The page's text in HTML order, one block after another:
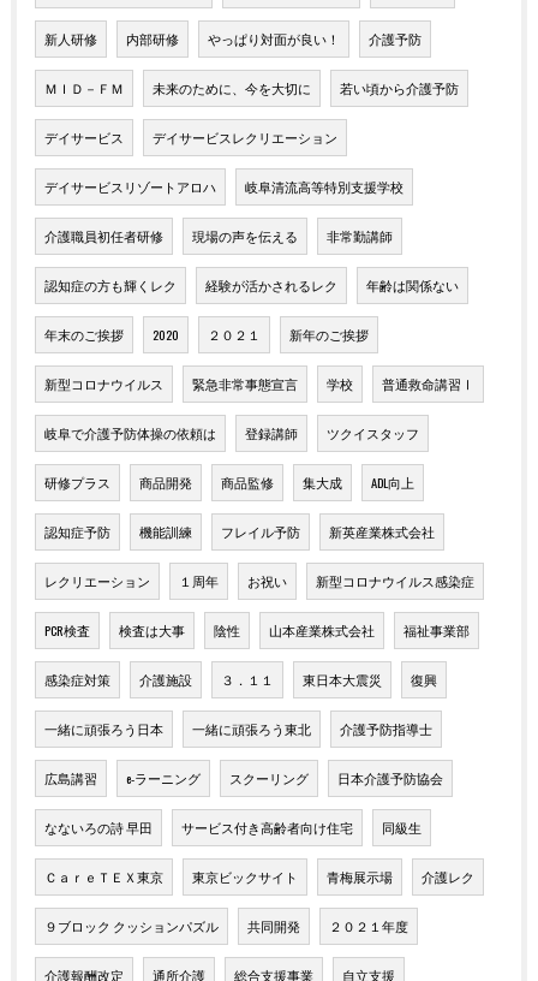
新人研修 内部研修 やっぱり対面が良い！ 介護予防
ＭＩＤ－ＦＭ 未来のために、今を大切に 若い頃から介護予防
デイサービス デイサービスレクリエーション
デイサービスリゾートアロハ 岐阜清流高等特別支援学校
介護職員初任者研修 現場の声を伝える 非常勤講師
認知症の方も輝くレク 経験が活かされるレク 年齢は関係ない
年末のご挨拶 2020 ２０２１ 新年のご挨拶
新型コロナウイルス 緊急非常事態宣言 学校 普通救命講習Ⅰ
岐阜で介護予防体操の依頼は 登録講師 ツクイスタッフ
研修プラス 商品開発 商品監修 集大成 ADL向上
認知症予防 機能訓練 フレイル予防 新英産業株式会社
レクリエーション １周年 お祝い 新型コロナウイルス感染症
PCR検査 検査は大事 陰性 山本産業株式会社 福祉事業部
感染症対策 介護施設 ３．１１ 東日本大震災 復興
一緒に頑張ろう日本 一緒に頑張ろう東北 介護予防指導士
広島講習 e-ラーニング スクーリング 日本介護予防協会
なないろの詩 早田 サービス付き高齢者向け住宅 同級生
ＣａｒｅＴＥＸ東京 東京ビックサイト 青梅展示場 介護レク
９ブロック クッションパズル 共同開発 ２０２１年度
介護報酬改定 通所介護 総合支援事業 自立支援